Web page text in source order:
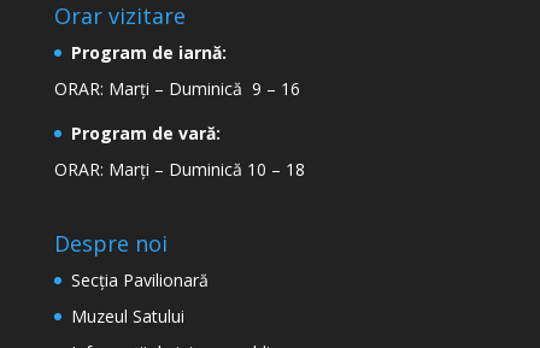
Orar vizitare
Program de iarnă:
ORAR: Marți – Duminică 9 – 16
Program de vară:
ORAR: Marți – Duminică 10 – 18
Despre noi
Secţia Pavilionară
Muzeul Satului